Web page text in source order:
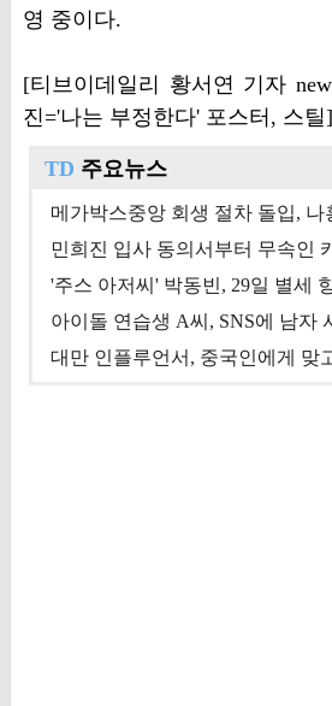
영 중이다.
­[티브이데일리 황서연 기자
진='나는 부정한다' 포스터, 스틸]
TD 주요뉴스
'주스 아저씨' 박동빈, 29일 별세